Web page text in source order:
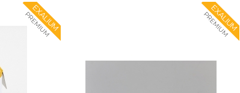
EXALIUM
PREMIUM EXALIUM
PREMIUM